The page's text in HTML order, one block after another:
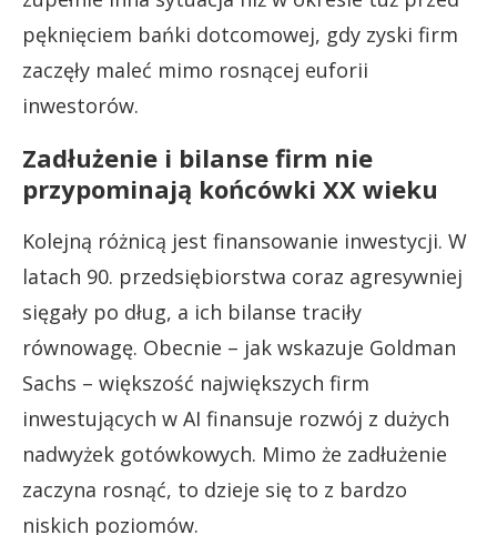
pęknięciem bańki dotcomowej, gdy zyski firm
zaczęły maleć mimo rosnącej euforii
inwestorów.
Zadłużenie i bilanse firm nie
przypominają końcówki XX wieku
Kolejną różnicą jest finansowanie inwestycji. W
latach 90. przedsiębiorstwa coraz agresywniej
sięgały po dług, a ich bilanse traciły
równowagę. Obecnie – jak wskazuje Goldman
Sachs – większość największych firm
inwestujących w AI finansuje rozwój z dużych
nadwyżek gotówkowych. Mimo że zadłużenie
zaczyna rosnąć, to dzieje się to z bardzo
niskich poziomów.